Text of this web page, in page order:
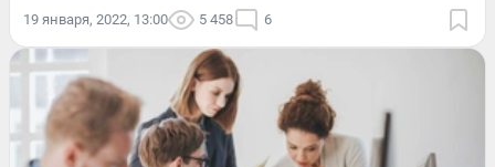
19 января, 2022, 13:00 5 458 6